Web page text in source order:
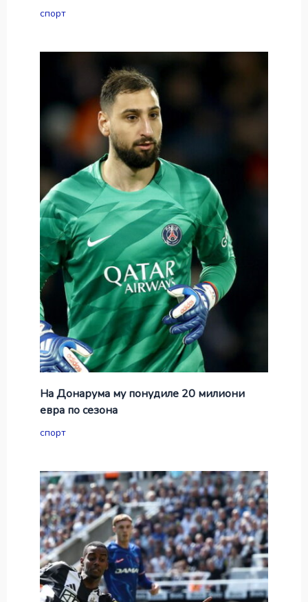
спорт
На Донарума му понудиле 20 милиони
евра по сезона
спорт